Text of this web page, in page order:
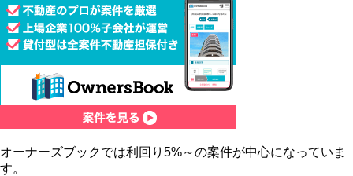
オーナーズブックでは利回り5%～の案件が中心になっていま
す。